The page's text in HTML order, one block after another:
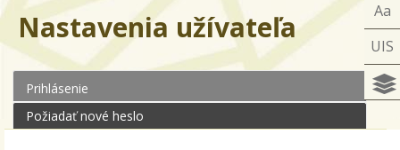
Aa
UIS
Nastavenia užívateľa
Primárne karty
Prihlásenie
Požiadať nové heslo